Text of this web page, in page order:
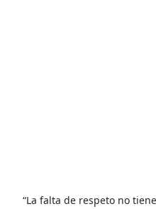
“La falta de respeto no